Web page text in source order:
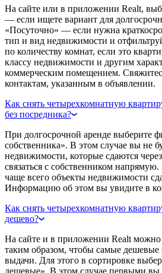
На сайте или в приложении Realt,
— если ищете вариант для
«Посуточно» — если нужна
тип и вид недвижимости и
по количеству комнат, если это
классу недвижимости и другим
коммерческим помещением.
контактам, указанным в объявлении.
Как снять четырехкомнатную
без посредника?
При долгосрочной аренде выберите
собственника». В этом случае вы не
недвижимости, которые сдаются
связаться с собственником
чаще всего объекты недвижимости
Информацию об этом вы увидите в
Как снять четырехкомнатную
дешево?
На сайте и в приложении Realt можно
таким образом, чтобы самые
выдачи. Для этого в сортировке
дешевые». В этом случае первыми вы